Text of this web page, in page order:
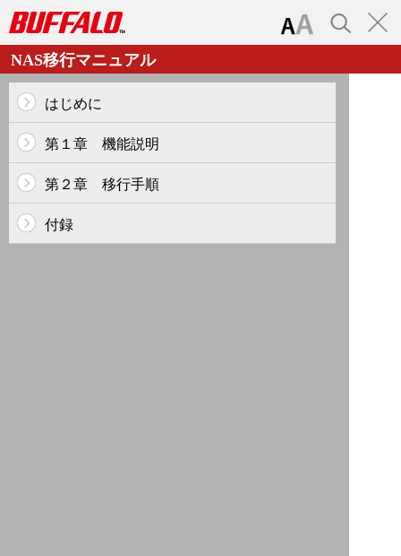
NAS移行マニュアル
はじめに
第１章 機能説明
第２章 移行手順
付録
NAS移行マニュアル